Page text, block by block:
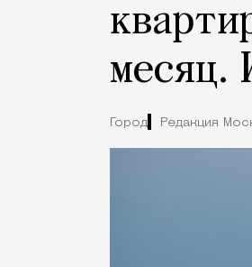
месяц.
Город Редакция